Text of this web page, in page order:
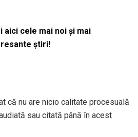
aici cele mai noi și mai
știri!
că nu are nicio calitate procesuală
sau citată până în acest